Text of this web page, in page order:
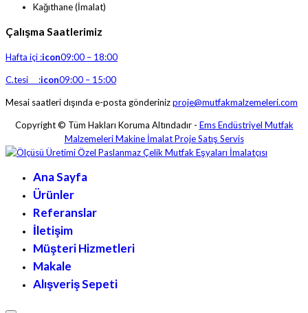
Kağıthane (İmalat)
Çalışma Saatlerimiz
Hafta içi :icon09:00 – 18:00
C.tesi :icon09:00 – 15:00
Mesai saatleri dışında e-posta gönderinizproje@mutfakmalzemeleri.com
Copyright © Tüm Hakları Koruma Altındadır - Ems Endüstriyel Mutfak
Malzemeleri Makine İmalat Proje Satış Servis
Ana Sayfa
Ürünler
Referanslar
İletişim
Müşteri Hizmetleri
Makale
Alışveriş Sepeti